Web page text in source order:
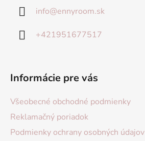
info@ennyroom.sk
+421951677517
Informácie pre vás
Všeobecné obchodné podmienky
Reklamačný poriadok
Podmienky ochrany osobných údajov